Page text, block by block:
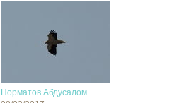
Норматов Абдусалом